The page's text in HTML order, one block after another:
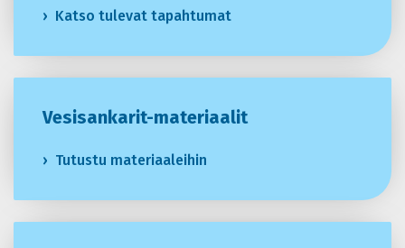
Katso tulevat tapahtumat
Vesisankarit-materiaalit
Tutustu materiaaleihin